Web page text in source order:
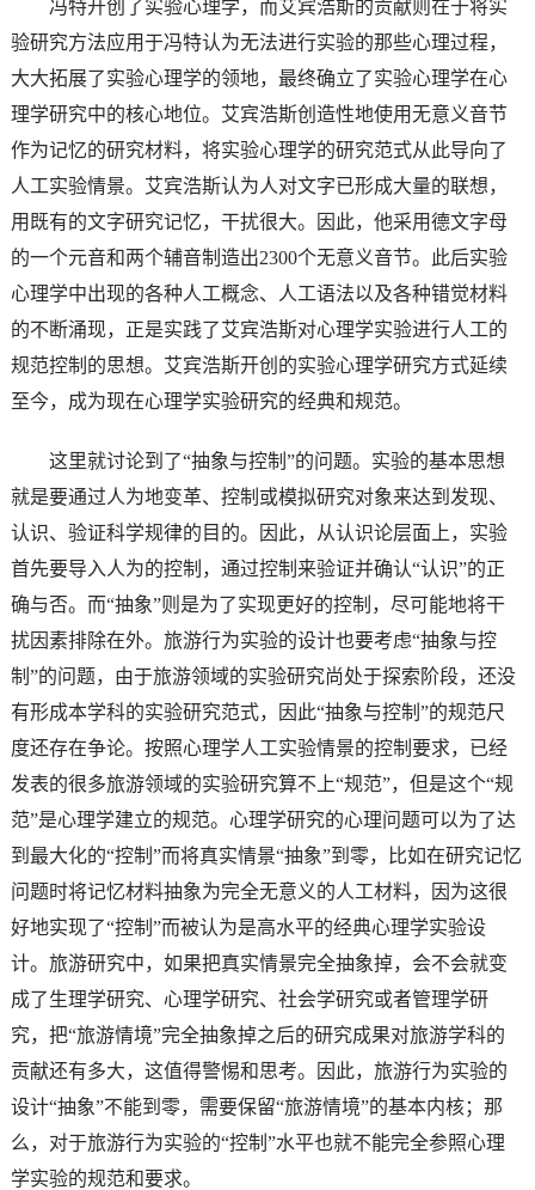
冯特开创了实验心理学，而艾宾浩斯的贡献则在于将实
验研究方法应用于冯特认为无法进行实验的那些心理过程，
大大拓展了实验心理学的领地，最终确立了实验心理学在心
理学研究中的核心地位。艾宾浩斯创造性地使用无意义音节
作为记忆的研究材料，将实验心理学的研究范式从此导向了
人工实验情景。艾宾浩斯认为人对文字已形成大量的联想，
用既有的文字研究记忆，干扰很大。因此，他采用德文字母
的一个元音和两个辅音制造出2300个无意义音节。此后实验
心理学中出现的各种人工概念、人工语法以及各种错觉材料
的不断涌现，正是实践了艾宾浩斯对心理学实验进行人工的
规范控制的思想。艾宾浩斯开创的实验心理学研究方式延续
至今，成为现在心理学实验研究的经典和规范。
这里就讨论到了“抽象与控制”的问题。实验的基本思想
就是要通过人为地变革、控制或模拟研究对象来达到发现、
认识、验证科学规律的目的。因此，从认识论层面上，实验
首先要导入人为的控制，通过控制来验证并确认“认识”的正
确与否。而“抽象”则是为了实现更好的控制，尽可能地将干
扰因素排除在外。旅游行为实验的设计也要考虑“抽象与控
制”的问题，由于旅游领域的实验研究尚处于探索阶段，还没
有形成本学科的实验研究范式，因此“抽象与控制”的规范尺
度还存在争论。按照心理学人工实验情景的控制要求，已经
发表的很多旅游领域的实验研究算不上“规范”，但是这个“规
范”是心理学建立的规范。心理学研究的心理问题可以为了达
到最大化的“控制”而将真实情景“抽象”到零，比如在研究记忆
问题时将记忆材料抽象为完全无意义的人工材料，因为这很
好地实现了“控制”而被认为是高水平的经典心理学实验设
计。旅游研究中，如果把真实情景完全抽象掉，会不会就变
成了生理学研究、心理学研究、社会学研究或者管理学研
究，把“旅游情境”完全抽象掉之后的研究成果对旅游学科的
贡献还有多大，这值得警惕和思考。因此，旅游行为实验的
设计“抽象”不能到零，需要保留“旅游情境”的基本内核；那
么，对于旅游行为实验的“控制”水平也就不能完全参照心理
学实验的规范和要求。